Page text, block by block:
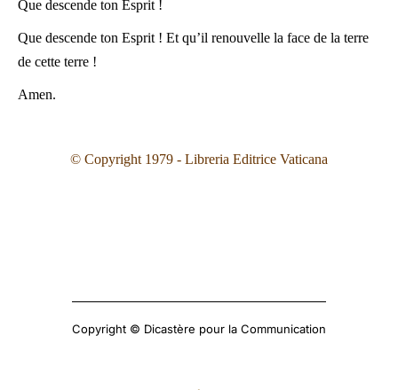
Que descende ton Esprit !
Que descende ton Esprit ! Et qu’il renouvelle la face de la terre
de cette terre !
Amen.
© Copyright 1979 - Libreria Editrice Vaticana
Copyright © Dicastère pour la Communication